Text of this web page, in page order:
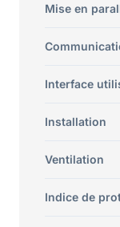
Mise en
Interface
Installation
Ventilation
Indice de